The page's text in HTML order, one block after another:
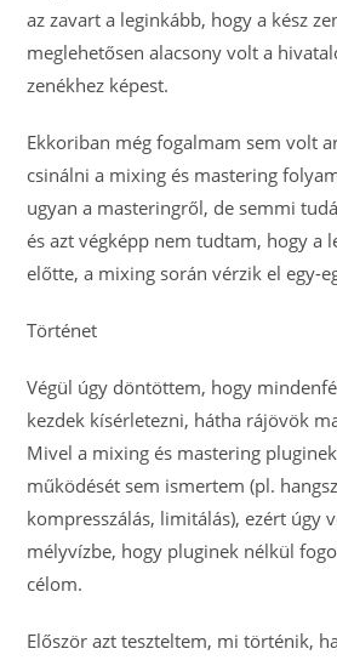
az zavart a leginkább, hogy a kész
meglehetősen alacsony volt a
zenékhez képest.
Ekkoriban még fogalmam sem volt
csinálni a mixing és mastering
ugyan a masteringről, de semmi
és azt végképp nem tudtam, hogy a
előtte, a mixing során vérzik el egy-
Történet
Végül úgy döntöttem, hogy
kezdek kísérletezni, hátha rájövök
Mivel a mixing és mastering
működését sem ismertem (pl.
kompresszálás, limitálás), ezért úgy
mélyvízbe, hogy pluginek nélkül
célom.
Először azt teszteltem, mi történik,